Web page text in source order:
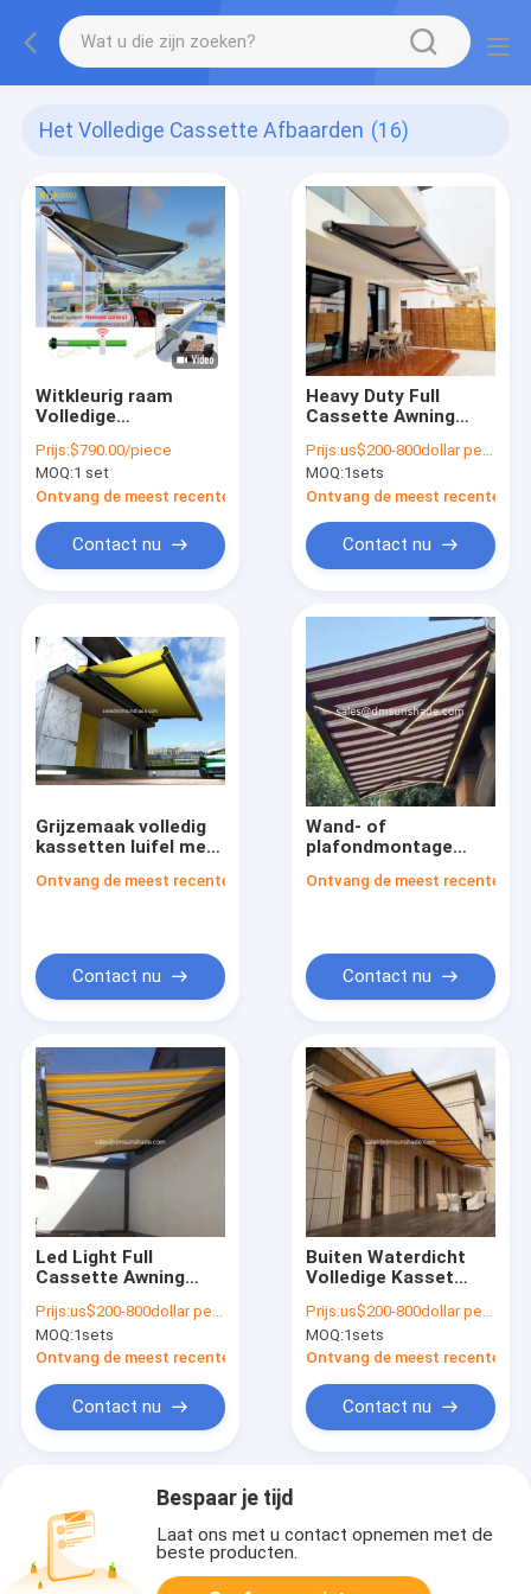
Het Volledige Cassette Afbaarden (16)
Witkleurig raam
Volledige
Elektrische
kassettilstand
Groothandel
Prijs:$790.00/piece
MOQ:1 set
Ontvang de meest recente Prijs
Contact nu
Heavy Duty Full
Cassette Awning
Retractable
Motorized Folding
Arm Awning Cover
(Zwaargewicht
volledig cassette
awning voor buiten)
Prijs:us$200-800dollar per set
MOQ:1sets
Ontvang de meest recente
Contact nu
Grijzemaak volledig
kassetten luifel met
grootte 6*4m
Ontvang de meest recente Prijs
Contact nu
Wand- of
plafondmontage
Intrekbare luifels met
Ontvang de meest recente
Contact nu
Led Light Full
Cassette Awning
Retractable Folding
Motorized Arm
Awning
Prijs:us$200-800dollar per set
MOQ:1sets
Ontvang de meest recente Prijs
Contact nu
Buiten Waterdicht
Volledige Kasset
Buiten Intrekbaar
Gemaakt Terrasdek
Prijs:us$200-800dollar per set
MOQ:1sets
Ontvang de meest recente
Contact nu
Bespaar je tijd
Laat ons met u contact opnemen met de
beste producten.